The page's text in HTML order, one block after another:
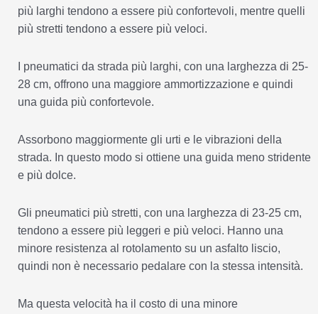
più larghi tendono a essere più confortevoli, mentre quelli
più stretti tendono a essere più veloci.
I pneumatici da strada più larghi, con una larghezza di 25-
28 cm, offrono una maggiore ammortizzazione e quindi
una guida più confortevole.
Assorbono maggiormente gli urti e le vibrazioni della
strada. In questo modo si ottiene una guida meno stridente
e più dolce.
Gli pneumatici più stretti, con una larghezza di 23-25 cm,
tendono a essere più leggeri e più veloci. Hanno una
minore resistenza al rotolamento su un asfalto liscio,
quindi non è necessario pedalare con la stessa intensità.
Ma questa velocità ha il costo di una minore